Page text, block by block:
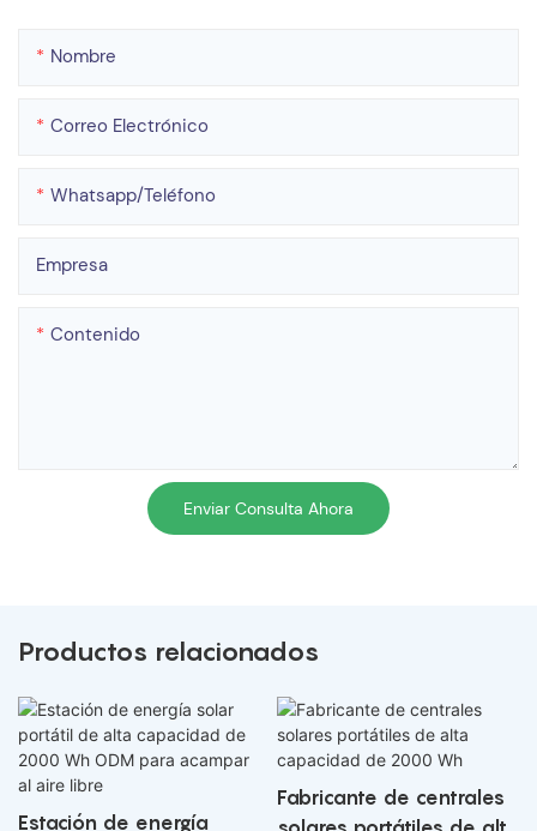
Nombre
Correo Electrónico
Whatsapp/teléfono
Empresa
Contenido
Enviar Consulta Ahora
Productos relacionados
Estación de energía
Fabricante de centrales